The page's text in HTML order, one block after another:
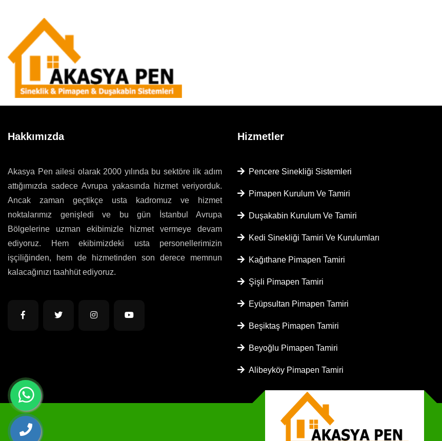
Hakkımızda
Akasya Pen ailesi olarak 2000 yılında bu sektöre ilk adım
attığımızda sadece Avrupa yakasında hizmet veriyorduk.
Ancak zaman geçtikçe usta kadromuz ve hizmet
noktalarımız genişledi ve bu gün İstanbul Avrupa
Bölgelerine uzman ekibimizle hizmet vermeye devam
ediyoruz. Hem ekibimizdeki usta personellerimizin
işçiliğinden, hem de hizmetinden son derece memnun
kalacağınızı taahhüt ediyoruz.
Hizmetler
Pencere Sinekliği Sistemleri
Pimapen Kurulum Ve Tamiri
Duşakabin Kurulum Ve Tamiri
Kedi Sinekliği Tamiri Ve Kurulumları
Kağıthane Pimapen Tamiri
Şişli Pimapen Tamiri
Eyüpsultan Pimapen Tamiri
Beşiktaş Pimapen Tamiri
Beyoğlu Pimapen Tamiri
Alibeyköy Pimapen Tamiri